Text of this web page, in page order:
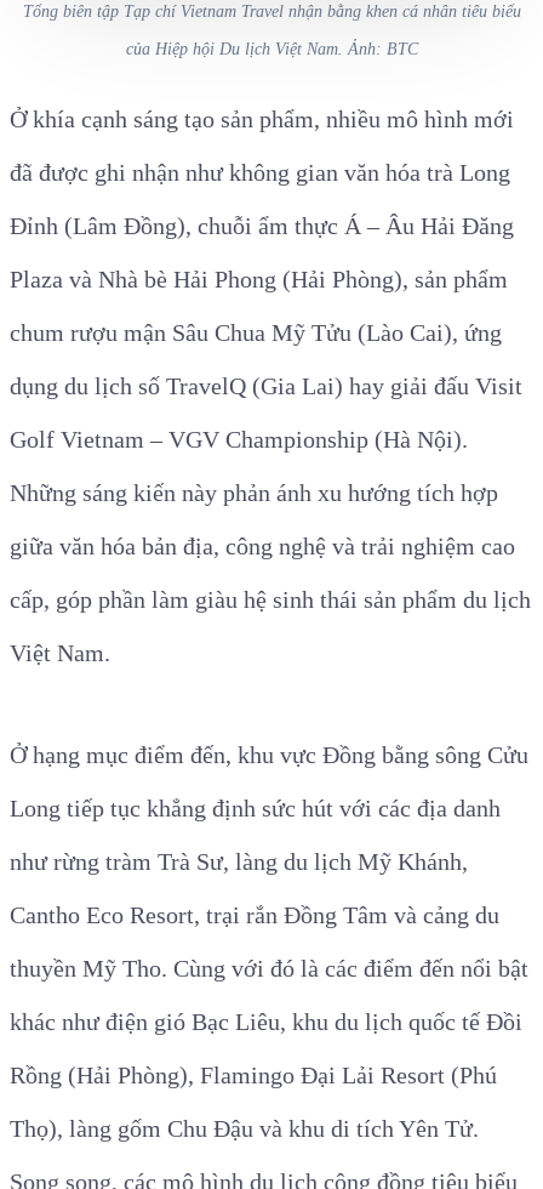
Tổng biên tập Tạp chí Vietnam Travel nhận bằng khen cá nhân tiêu biểu
của Hiệp hội Du lịch Việt Nam. Ảnh: BTC
Ở khía cạnh sáng tạo sản phẩm, nhiều mô hình mới
đã được ghi nhận như không gian văn hóa trà Long
Đỉnh (Lâm Đồng), chuỗi ẩm thực Á – Âu Hải Đăng
Plaza và Nhà bè Hải Phong (Hải Phòng), sản phẩm
chum rượu mận Sâu Chua Mỹ Tửu (Lào Cai), ứng
dụng du lịch số TravelQ (Gia Lai) hay giải đấu Visit
Golf Vietnam – VGV Championship (Hà Nội).
Những sáng kiến này phản ánh xu hướng tích hợp
giữa văn hóa bản địa, công nghệ và trải nghiệm cao
cấp, góp phần làm giàu hệ sinh thái sản phẩm du lịch
Việt Nam.
Ở hạng mục điểm đến, khu vực Đồng bằng sông Cửu
Long tiếp tục khẳng định sức hút với các địa danh
như rừng tràm Trà Sư, làng du lịch Mỹ Khánh,
Cantho Eco Resort, trại rắn Đồng Tâm và cảng du
thuyền Mỹ Tho. Cùng với đó là các điểm đến nổi bật
khác như điện gió Bạc Liêu, khu du lịch quốc tế Đồi
Rồng (Hải Phòng), Flamingo Đại Lải Resort (Phú
Thọ), làng gốm Chu Đậu và khu di tích Yên Tử.
Song song, các mô hình du lịch cộng đồng tiêu biểu